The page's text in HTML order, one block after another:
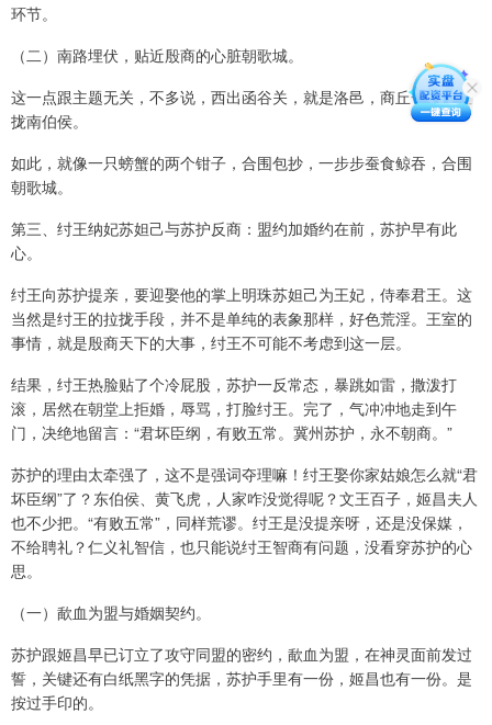
环节。
（二）南路埋伏，贴近殷商的心脏朝歌城。
这一点跟主题无关，不多说，西出函谷关，就是洛邑，商丘一带，拉
拢南伯侯。
如此，就像一只螃蟹的两个钳子，合围包抄，一步步蚕食鲸吞，合围
朝歌城。
第三、纣王纳妃苏妲己与苏护反商：盟约加婚约在前，苏护早有此
心。
纣王向苏护提亲，要迎娶他的掌上明珠苏妲己为王妃，侍奉君王。这
当然是纣王的拉拢手段，并不是单纯的表象那样，好色荒淫。王室的
事情，就是殷商天下的大事，纣王不可能不考虑到这一层。
结果，纣王热脸贴了个冷屁股，苏护一反常态，暴跳如雷，撒泼打
滚，居然在朝堂上拒婚，辱骂，打脸纣王。完了，气冲冲地走到午
门，决绝地留言：“君坏臣纲，有败五常。冀州苏护，永不朝商。”
苏护的理由太牵强了，这不是强词夺理嘛！纣王娶你家姑娘怎么就“君
坏臣纲”了？东伯侯、黄飞虎，人家咋没觉得呢？文王百子，姬昌夫人
也不少把。“有败五常”，同样荒谬。纣王是没提亲呀，还是没保媒，
不给聘礼？仁义礼智信，也只能说纣王智商有问题，没看穿苏护的心
思。
（一）歃血为盟与婚姻契约。
苏护跟姬昌早已订立了攻守同盟的密约，歃血为盟，在神灵面前发过
誓，关键还有白纸黑字的凭据，苏护手里有一份，姬昌也有一份。是
按过手印的。